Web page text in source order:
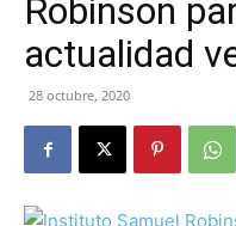
Robinson
actualidad
28 octubre, 2020